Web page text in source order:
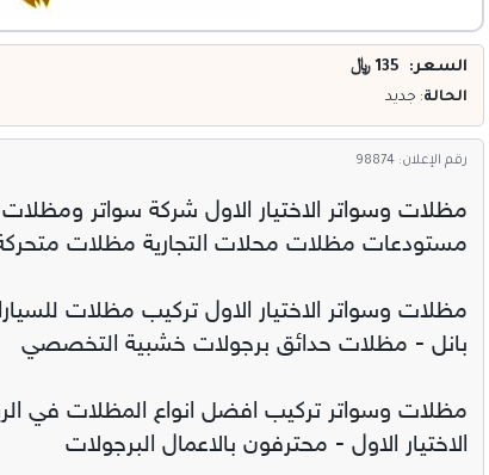
السعر: 135 ﷼
الحالة: جديد
رقم الإعلان: 98874
مظلات وسواتر الاختيار الاول شركة سواتر
مستودعات مظلات محلات التجارية مظلات
مظلات وسواتر الاختيار الاول تركيب مظلات
بانل - مظلات حدائق برجولات خشبية التخصصي
مظلات وسواتر تركيب افضل انواع المظلات في
الاختيار الاول - محترفون بالاعمال البرجولات